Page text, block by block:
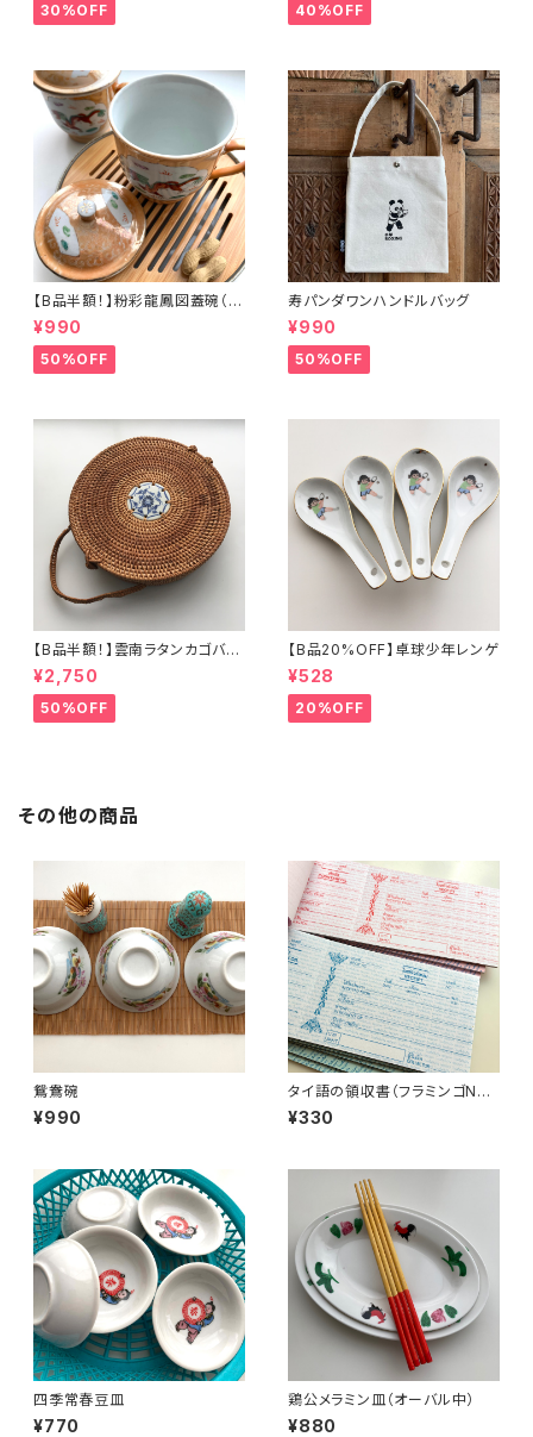
30%OFF 40%OFF
【B品半額！】粉彩龍鳳図蓋碗（8
0年代景徳鎮デッドストック）
¥990
50%OFF
寿パンダワンハンドルバッグ
¥990
50%OFF
【B品半額！】雲南ラタンカゴバッ
グ
¥2,750
50%OFF
【B品20%OFF】卓球少年レンゲ
¥528
20%OFF
その他の商品
鴛鴦碗
¥990
タイ語の領収書（フラミンゴNo.
2）
¥330
四季常春豆皿
¥770
鶏公メラミン皿（オーバル中）
¥880